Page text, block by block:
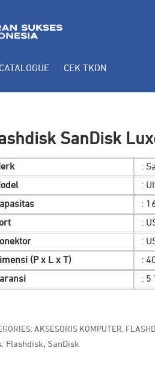
CEK TKDN
SanDisk
:
:
:
:
:
(P x L x T)
:
: 5
AKSESORIS KOMPUTER,
Flashdisk, SanDisk